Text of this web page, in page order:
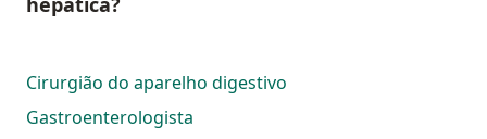
Cirurgião do aparelho digestivo
Gastroenterologista